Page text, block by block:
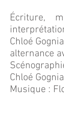
Écriture,
Chloé
alternance
Chloé
Musique :